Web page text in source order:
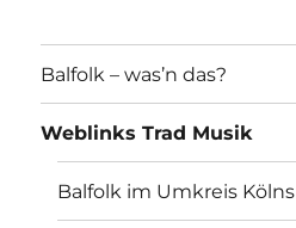
Balfolk – was’n das?
Weblinks Trad Musik
Balfolk im Umkreis Kölns